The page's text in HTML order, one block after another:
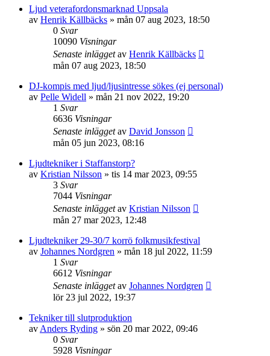
Ljud veterafordonsmarknad Uppsala
av Henrik Källbäcks » mån 07 aug 2023, 18:50
0 Svar
10090 Visningar
Senaste inläggetav Henrik Källbäcks
mån 07 aug 2023, 18:50
DJ-kompis med ljud/ljusintresse sökes (ej personal)
av Pelle Widell » mån 21 nov 2022, 19:20
1 Svar
6636 Visningar
Senaste inläggetav David Jonsson
mån 05 jun 2023, 08:16
Ljudtekniker i Staffanstorp?
av Kristian Nilsson » tis 14 mar 2023, 09:55
3 Svar
7044 Visningar
Senaste inläggetav Kristian Nilsson
mån 27 mar 2023, 12:48
Ljudtekniker 29-30/7 korrö folkmusikfestival
av Johannes Nordgren » mån 18 jul 2022, 11:59
1 Svar
6612 Visningar
Senaste inläggetav Johannes Nordgren
lör 23 jul 2022, 19:37
Tekniker till slutproduktion
av Anders Ryding » sön 20 mar 2022, 09:46
0 Svar
5928 Visningar